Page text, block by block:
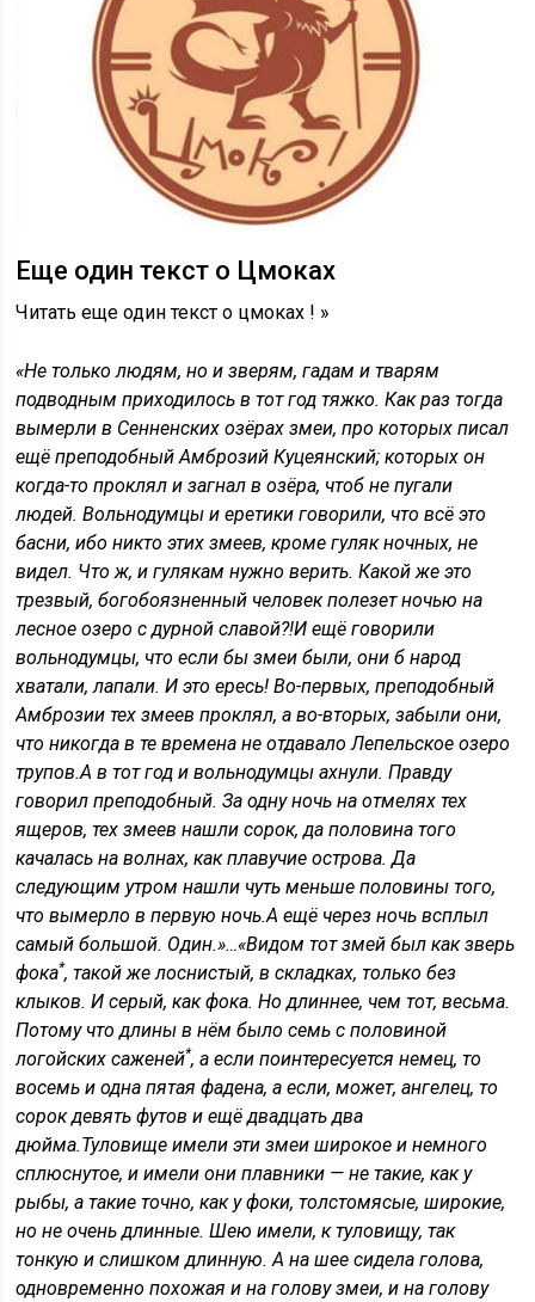
Еще один текст о Цмоках
Читать еще один текст о цмоках ! »
«Не только людям, но и зверям, гадам и тварям
подводным приходилось в тот год тяжко. Как раз тогда
вымерли в Сенненских озёрах змеи, про которых писал
ещё преподобный Амброзий Куцеянский; которых он
когда-то проклял и загнал в озёра, чтоб не пугали
людей. Вольнодумцы и еретики говорили, что всё это
басни, ибо никто этих змеев, кроме гуляк ночных, не
видел. Что ж, и гулякам нужно верить. Какой же это
трезвый, богобоязненный человек полезет ночью на
лесное озеро с дурной славой?!И ещё говорили
вольнодумцы, что если бы змеи были, они б народ
хватали, лапали. И это ересь! Во-первых, преподобный
Амброзии тех змеев проклял, а во-вторых, забыли они,
что никогда в те времена не отдавало Лепельское озеро
трупов.А в тот год и вольнодумцы ахнули. Правду
говорил преподобный. За одну ночь на отмелях тех
ящеров, тех змеев нашли сорок, да половина того
качалась на волнах, как плавучие острова. Да
следующим утром нашли чуть меньше половины того,
что вымерло в первую ночь.А ещё через ночь всплыл
самый большой. Один.»…«Видом тот змей был как зверь
фока*, такой же лоснистый, в складках, только без
клыков. И серый, как фока. Но длиннее, чем тот, весьма.
Потому что длины в нём былосемь с половиной
логойских саженей*, а если поинтересуется немец, то
восемь и одна пятая фадена, а если, может, ангелец, то
сорок девять футов и ещё двадцать два
дюйма.Туловище имели эти змеи широкое и немного
сплюснутое, и имели они плавники — не такие, как у
рыбы, а такие точно, как у фоки, толстомясые, широкие,
но не очень длинные. Шею имели, к туловищу, так
тонкую и слишком длинную. А на шее сидела голова,
одновременно похожая и на голову змеи, и на голову